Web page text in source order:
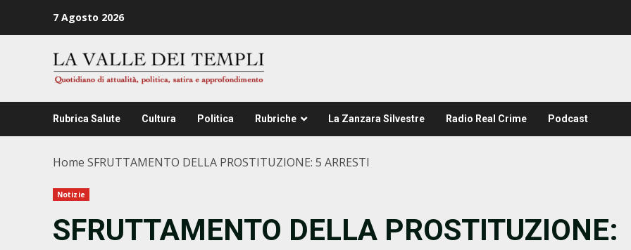
7 Agosto 2026
Rubrica Salute Cultura Politica Rubriche La Zanzara Silvestre Radio Real Crime Podcast
Home SFRUTTAMENTO DELLA PROSTITUZIONE: 5 ARRESTI
Notizie
SFRUTTAMENTO DELLA PROSTITUZIONE: